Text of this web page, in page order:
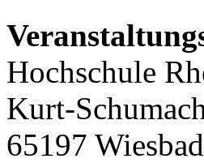
Hochschule
Kurt-
65197